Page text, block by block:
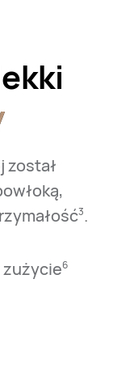
został
3.
zużycie⁠6